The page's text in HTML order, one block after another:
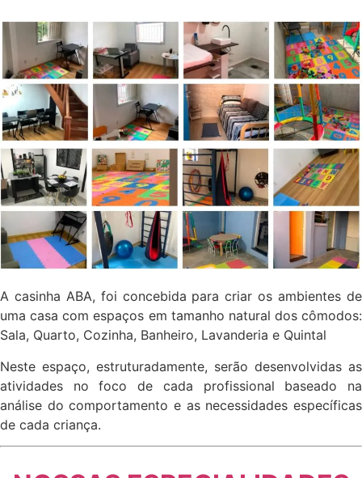
A casinha ABA, foi concebida para criar os ambientes de
uma casa com espaços em tamanho natural dos cômodos:
Sala, Quarto, Cozinha, Banheiro, Lavanderia e Quintal
Neste espaço, estruturadamente, serão desenvolvidas as
atividades no foco de cada profissional baseado na
análise do comportamento e as necessidades específicas
de cada criança.